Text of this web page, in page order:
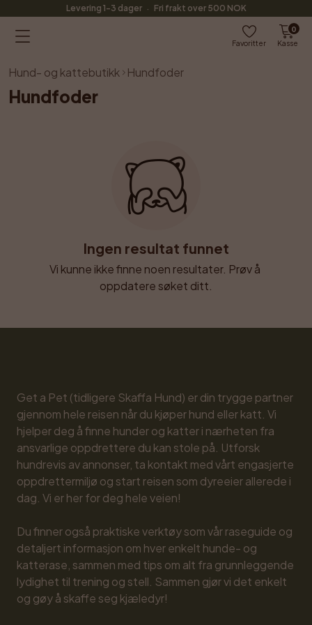
Levering 1-3 dager · Fri frakt over 500 NOK
Favoritter Kasse
0
Hund- og kattebutikk Hundfoder
Hundfoder
Ingen resultat funnet
Vi kunne ikke finne noen resultater. Prøv å
oppdatere søket ditt.
Get a Pet (tidligere Skaffa Hund) er din trygge partner
gjennom hele reisen når du kjøper hund eller katt. Vi
hjelper deg å finne hunder og katter i nærheten fra
ansvarlige oppdrettere du kan stole på. Utforsk
hundrevis av annonser, ta kontakt med vårt engasjerte
oppdrettermiljø og start reisen som dyreeier allerede i
dag. Vi er her for deg hele veien!
Du finner også praktiske verktøy som vår raseguide og
detaljert informasjon om hver enkelt hunde- og
katterase, sammen med tips om alt fra grunnleggende
lydighet til trening og stell. Sammen gjør vi det enkelt
og gøy å skaffe seg kjæledyr!